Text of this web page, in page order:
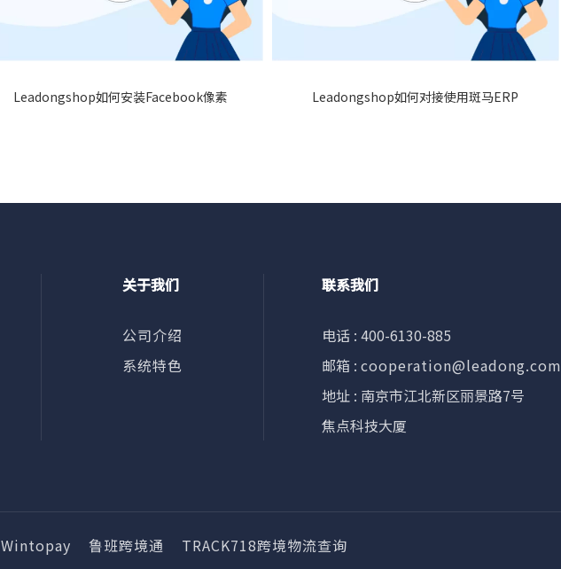
Leadongshop如何安装Facebook像素 Leadongshop如何对接使用斑马ERP
关于我们
公司介绍
系统特色
联系我们
电话 : 400-6130-885
邮箱 :cooperation@leadong.com
地址 : 南京市江北新区丽景路7号
焦点科技大厦
Wintopay 鲁班跨境通 TRACK718跨境物流查询